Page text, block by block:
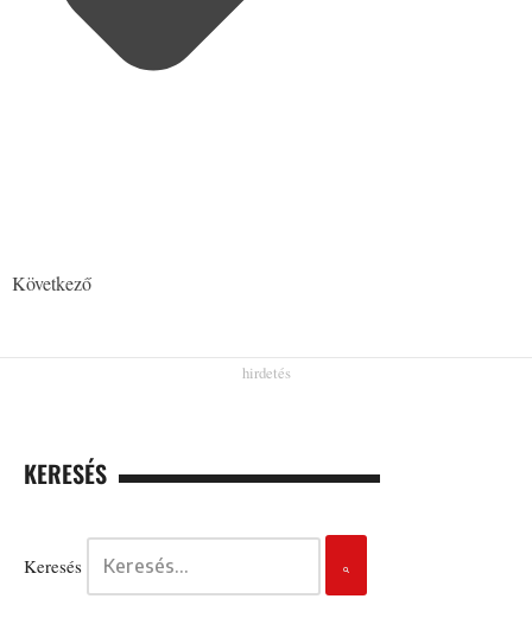
Következő
KERESÉS
Keresés